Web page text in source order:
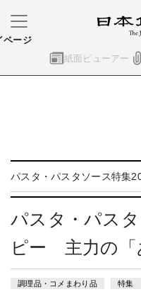
紙面ビューアー
ページ
パスタ・パスタソース特集
パスタ・パス
ピー 主力の「
調理品・コメまわり品 特集